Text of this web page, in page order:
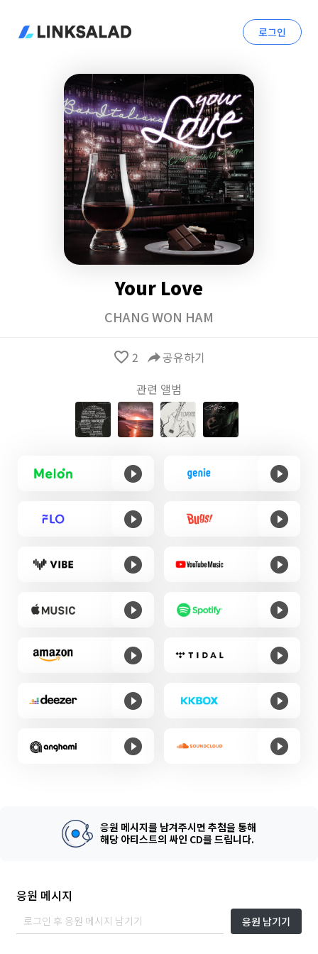
로그인
Your Love
CHANG WON HAM
favorite_border 2 reply공유하기
관련 앨범
응원 메시지를 남겨주시면 추첨을 통해
해당 아티스트의 싸인 CD를 드립니다.
응원 메시지
응원 남기기